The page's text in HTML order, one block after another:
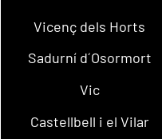
Vicenç dels Horts
Sadurní d´Osormort
Vic
Castellbell i el Vilar